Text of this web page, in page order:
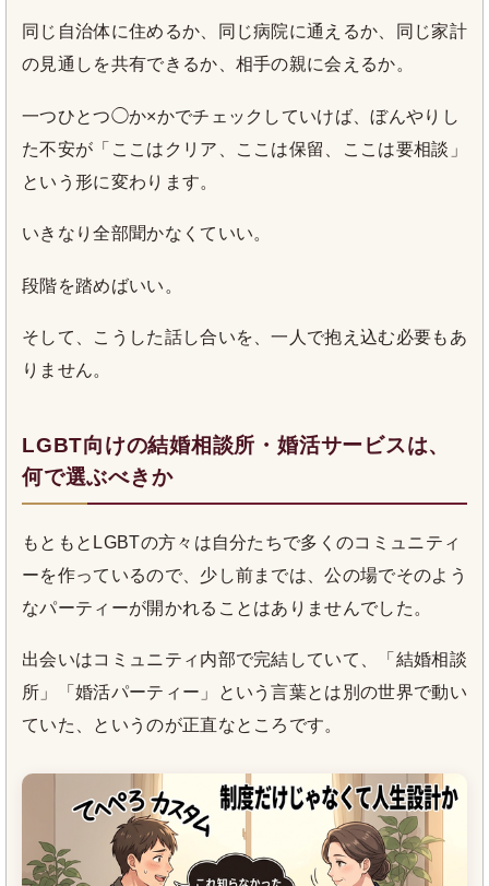
同じ自治体に住めるか、同じ病院に通えるか、同じ家計
の見通しを共有できるか、相手の親に会えるか。
一つひとつ◯か×かでチェックしていけば、ぼんやりし
た不安が「ここはクリア、ここは保留、ここは要相談」
という形に変わります。
いきなり全部聞かなくていい。
段階を踏めばいい。
そして、こうした話し合いを、一人で抱え込む必要もあ
りません。
LGBT向けの結婚相談所・婚活サービスは、
何で選ぶべきか
もともとLGBTの方々は自分たちで多くのコミュニティ
ーを作っているので、少し前までは、公の場でそのよう
なパーティーが開かれることはありませんでした。
出会いはコミュニティ内部で完結していて、「結婚相談
所」「婚活パーティー」という言葉とは別の世界で動い
ていた、というのが正直なところです。